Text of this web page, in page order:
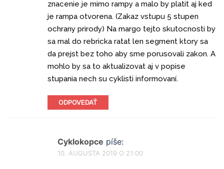
znacenie je mimo rampy a malo by platit aj ked
je rampa otvorena. (Zakaz vstupu 5 stupen
ochrany prirody) Na margo tejto skutocnosti by
sa mal do rebricka ratat len segment ktory sa
da prejst bez toho aby sme porusovali zakon. A
mohlo by sa to aktualizovat aj v popise
stupania nech su cyklisti informovaní.
ODPOVEDAŤ
Cyklokopce píše:
10. AUGUSTA 2019 O 21:00